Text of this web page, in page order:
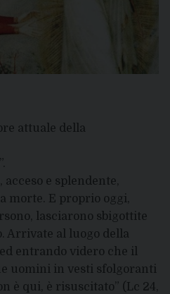
attuale della
e splendente,
morte. E proprio oggi,
lasciarono sbigottite
Arrivate al luogo della
entrando videro che il
uomini in vesti sfolgoranti
è qui, è risuscitato” (Lc 24,